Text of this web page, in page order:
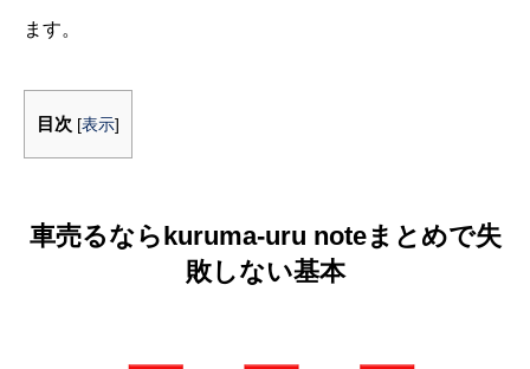
ます。
目次 [表示]
車売るならkuruma-uru noteまとめで失
敗しない基本